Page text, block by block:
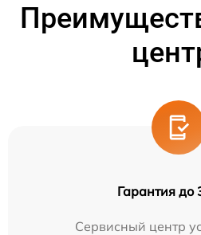
Гарантия до
Сервисный центр